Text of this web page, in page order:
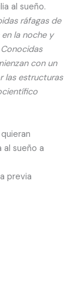
al sueño.
ráfagas de
la noche y
con un
las estructuras
sueño a
previa